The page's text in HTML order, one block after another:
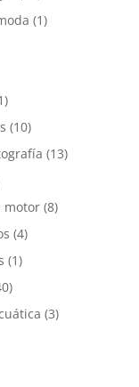
(1)
(10)
(13)
motor(8)
(4)
(1)
(3)